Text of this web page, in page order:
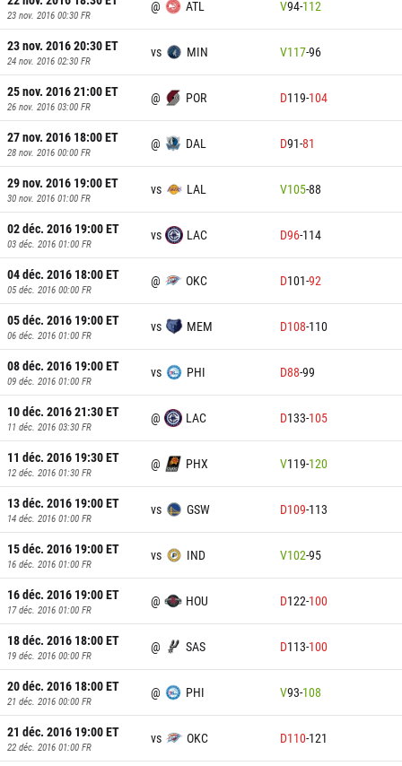
23 nov. 2016 00:30 FR
@ ATL V94-112
23 nov. 2016 20:30ET
24 nov. 2016 02:30 FR
vs MIN V117-96
25 nov. 2016 21:00ET
26 nov. 2016 03:00 FR
@ POR D119-104
27 nov. 2016 18:00ET
28 nov. 2016 00:00 FR
@ DAL D91-81
29 nov. 2016 19:00ET
30 nov. 2016 01:00 FR
vs LAL V105-88
02 déc. 2016 19:00ET
03 déc. 2016 01:00 FR
vs LAC D96-114
04 déc. 2016 18:00ET
05 déc. 2016 00:00 FR
@ OKC D101-92
05 déc. 2016 19:00ET
06 déc. 2016 01:00 FR
vs MEM D108-110
08 déc. 2016 19:00ET
09 déc. 2016 01:00 FR
vs PHI D88-99
10 déc. 2016 21:30ET
11 déc. 2016 03:30 FR
@ LAC D133-105
11 déc. 2016 19:30ET
12 déc. 2016 01:30 FR
@ PHX V119-120
13 déc. 2016 19:00ET
14 déc. 2016 01:00 FR
vs GSW D109-113
15 déc. 2016 19:00ET
16 déc. 2016 01:00 FR
vs IND V102-95
16 déc. 2016 19:00ET
17 déc. 2016 01:00 FR
@ HOU D122-100
18 déc. 2016 18:00ET
19 déc. 2016 00:00 FR
@ SAS D113-100
20 déc. 2016 18:00ET
21 déc. 2016 00:00 FR
@ PHI V93-108
21 déc. 2016 19:00ET
22 déc. 2016 01:00 FR
vs OKC D110-121